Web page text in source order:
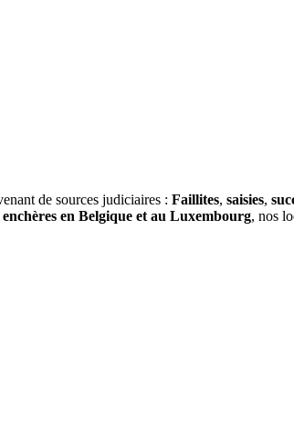
de sources judiciaires : Faillites, saisies,
enchères en Belgique et au Luxembourg, nos